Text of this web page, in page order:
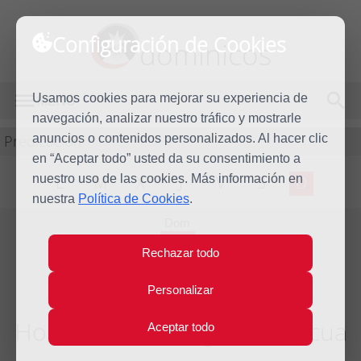
Configuración de Cookies
Usamos cookies para mejorar su experiencia de
navegación, analizar nuestro tráfico y mostrarle
anuncios o contenidos personalizados. Al hacer clic
en “Aceptar todo” usted da su consentimiento a
nuestro uso de las cookies. Más información en
nuestra Política de Cookies.
Rechazar todo
Personalizar
Aceptar todo
dominicos
MENÚ
Predicación
L M X J V S D
14
Abr
Homilía III Domingo de Pascua